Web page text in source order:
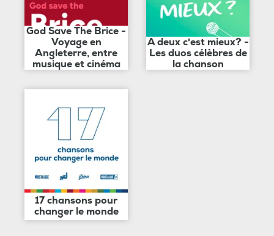
God Save The Brice -
Voyage en
Angleterre, entre
musique et cinéma
A deux c'est mieux? -
Les duos célèbres de
la chanson
17 chansons pour
changer le monde